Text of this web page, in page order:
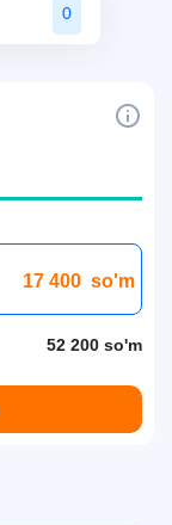
0
17 400 so'm
52 200 so'm